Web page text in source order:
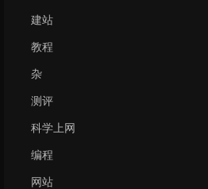
建站
教程
杂
测评
科学上网
编程
网站